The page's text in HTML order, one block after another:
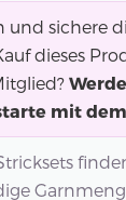
und sichere
dieses
mit